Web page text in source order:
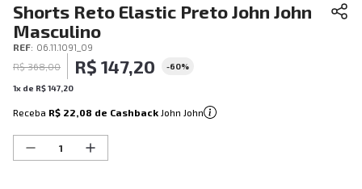
Shorts Reto Elastic Preto John John
Masculino
REF: 06.11.1091_09
R$ 368,00 R$ 147,20 -60%
1x de R$147 20
Receba R$ 22,08 de Cashback John John